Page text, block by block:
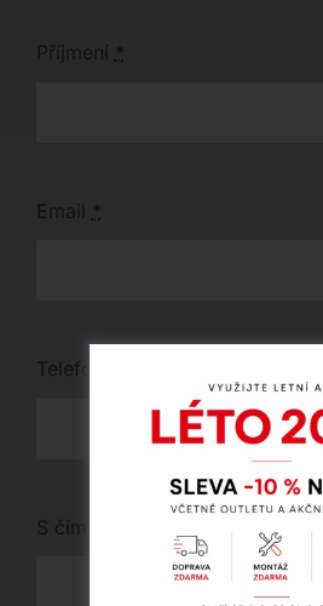
Příjmení *
Email *
Telefon
S čím vám můžeme pomoci?